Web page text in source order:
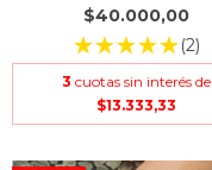
$40.000,00
(2)
3 cuotas sin interés de
$13.333,33